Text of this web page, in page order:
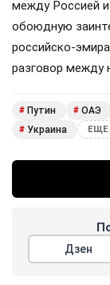
Главы
ситуацию в зоне
президент
обратил
Отдельно Путин
между Россией
обоюдную